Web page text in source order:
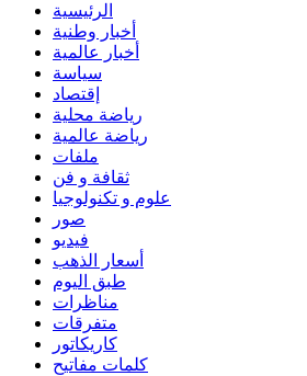
الرئيسية
أخبار وطنية
أخبار عالمية
سياسة
إقتصاد
رياضة محلية
رياضة عالمية
ملفات
ثقافة و فن
علوم و تكنولوجيا
صور
فيديو
أسعار الذهب
طبق اليوم
مناظرات
متفرقات
كاريكاتور
كلمات مفاتيح